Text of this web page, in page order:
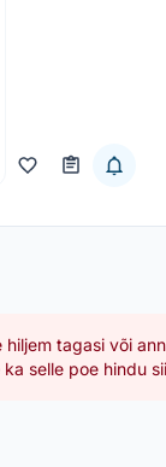
tagasi või
selle poe hindu